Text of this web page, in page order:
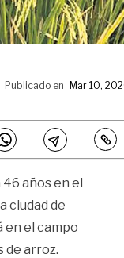
Publicado en Mar 10,
años en el
ciudad de
en el campo
de arroz.